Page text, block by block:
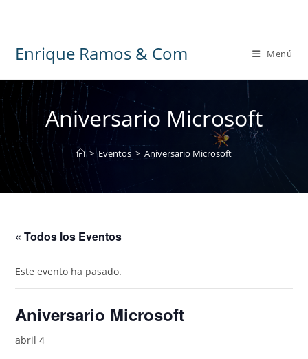
Enrique Ramos & Com Menú
Aniversario Microsoft
> Eventos > Aniversario Microsoft
« Todos los Eventos
Este evento ha pasado.
Aniversario Microsoft
abril 4